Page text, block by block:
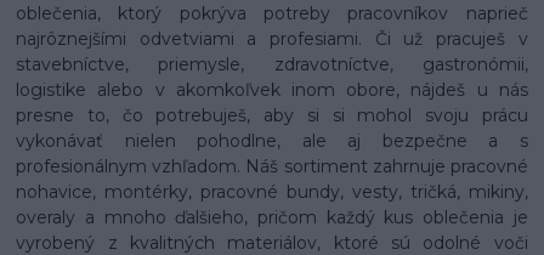
oblečenia, ktorý pokrýva potreby pracovníkov naprieč
najrôznejšími odvetviami a profesiami. Či už pracuješ v
stavebníctve, priemysle, zdravotníctve, gastronómii,
logistike alebo v akomkoľvek inom obore, nájdeš u nás
presne to, čo potrebuješ, aby si si mohol svoju prácu
vykonávať nielen pohodlne, ale aj bezpečne a s
profesionálnym vzhľadom. Náš sortiment zahrnuje pracovné
nohavice, montérky, pracovné bundy, vesty, tričká, mikiny,
overaly a mnoho ďalšieho, pričom každý kus oblečenia je
vyrobený z kvalitných materiálov, ktoré sú odolné voči